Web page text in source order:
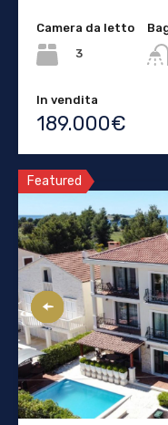
Camera da letto
3
In vendita
189.000€
Featured